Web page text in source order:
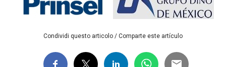
Condividi questo articolo / Comparte este artículo